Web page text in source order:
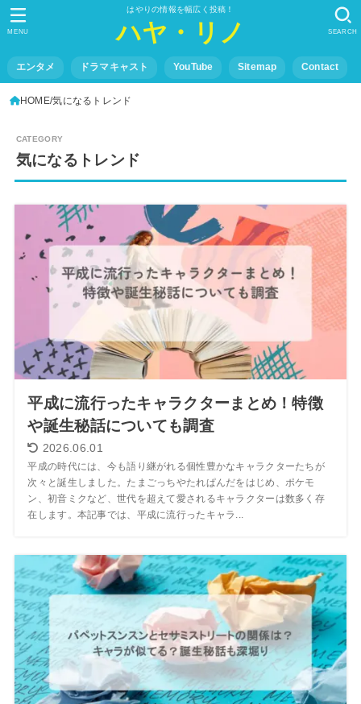
はやりの情報を幅広く投稿！
ハヤ・リノ
エンタメ ドラマキャスト YouTube Sitemap Contact
SEARCH
MENU
HOME 気になるトレンド
気になるトレンド
平成に流行ったキャラクターまとめ！特徴
や誕生秘話についても調査
2026.06.01
平成の時代には、今も語り継がれる個性豊かなキャラクターたちが
次々と誕生しました。たまごっちやたれぱんだをはじめ、ポケモ
ン、初音ミクなど、世代を超えて愛されるキャラクターは数多く存
在します。本記事では、平成に流行ったキャラ...